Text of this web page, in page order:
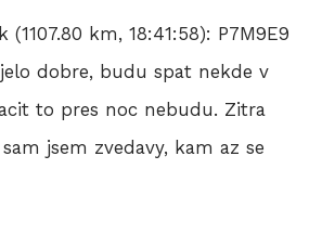
(1107.80 km, 18:41:58): P7M9E9
dobre, budu spat nekde v
to pres noc nebudu. Zitra
jsem zvedavy, kam az se